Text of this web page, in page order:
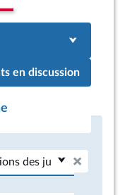
en discussion